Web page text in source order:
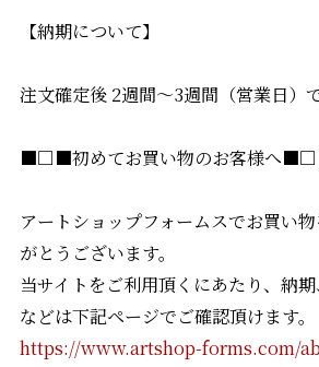
【納期について】
注文確定後 2週間〜3週間（営業日）で
■□■初めてお買い物のお客様へ
アートショップフォームスでお買い
がとうございます。
当サイトをご利用頂くにあたり、納
などは下記ページでご確認頂けます。
https://www.artshop-forms.com/